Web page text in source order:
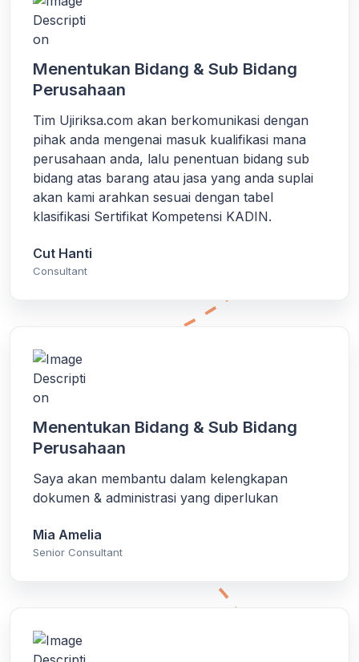
Menentukan Bidang & Sub Bidang
Perusahaan
Tim Ujiriksa.com akan berkomunikasi dengan
pihak anda mengenai masuk kualifikasi mana
perusahaan anda, lalu penentuan bidang sub
bidang atas barang atau jasa yang anda suplai
akan kami arahkan sesuai dengan tabel
klasifikasi Sertifikat Kompetensi KADIN.
Cut Hanti
Consultant
Menentukan Bidang & Sub Bidang
Perusahaan
Saya akan membantu dalam kelengkapan
dokumen & administrasi yang diperlukan
Mia Amelia
Senior Consultant